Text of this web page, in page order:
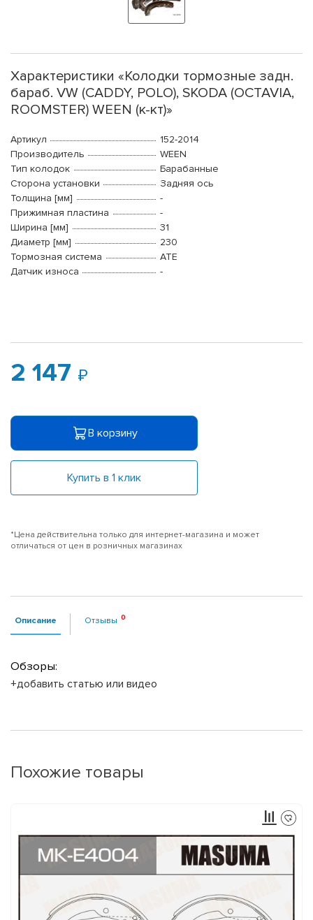
Характеристики «Колодки тормозные задн.
бараб. VW (CADDY, POLO), SKODA (OCTAVIA,
ROOMSTER) WEEN (к-кт)»
Артикул
152-2014
Производитель
WEEN
Тип колодок
Барабанные
Сторона установки
Задняя ось
Толщина [мм]
-
Прижимная пластина
-
Ширина [мм]
31
Диаметр [мм]
230
Тормозная система
ATE
Датчик износа
-
2 147
В корзину
Купить в 1 клик
*Цена действительна только для интернет-магазина и может
отличаться от цен в розничных магазинах
Описание Отзывы
Обзоры:
+добавить статью или видео
Похожие товары